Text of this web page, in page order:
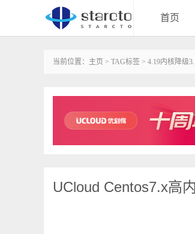
首页
当前位置： 主页 > TAG标签 > 4.19内核降级
UCloud Centos7.x高